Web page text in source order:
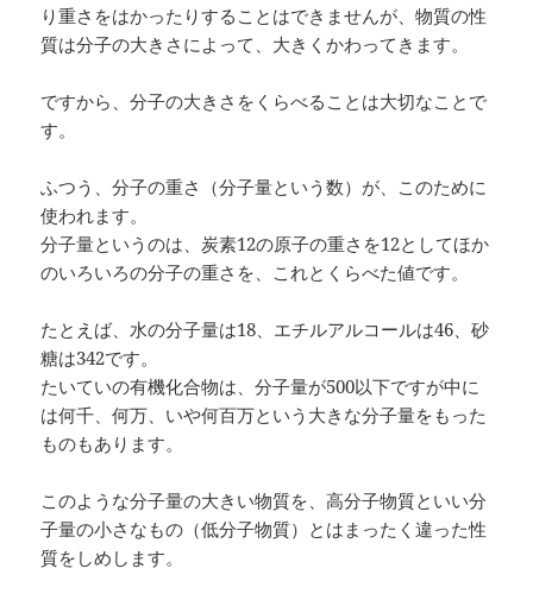
り重さをはかったりすることはできませんが、物質の性
質は分子の大きさによって、大きくかわってきます。
ですから、分子の大きさをくらべることは大切なことで
す。
ふつう、分子の重さ（分子量という数）が、このために
使われます。
分子量というのは、炭素12の原子の重さを12としてほか
のいろいろの分子の重さを、これとくらべた値です。
たとえば、水の分子量は18、エチルアルコールは46、砂
糖は342です。
たいていの有機化合物は、分子量が500以下ですが中に
は何千、何万、いや何百万という大きな分子量をもった
ものもあります。
このような分子量の大きい物質を、高分子物質といい分
子量の小さなもの（低分子物質）とはまったく違った性
質をしめします。